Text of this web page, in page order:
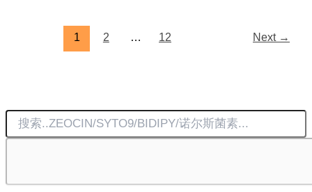
1 2 … 12 Next →